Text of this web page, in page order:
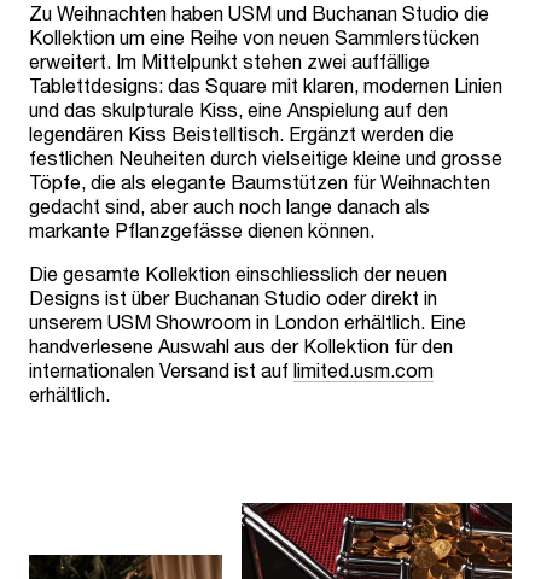
Zu Weihnachten haben USM und Buchanan Studio die
Kollektion um eine Reihe von neuen Sammlerstücken
erweitert. Im Mittelpunkt stehen zwei auffällige
Tablettdesigns: das Square mit klaren, modernen Linien
und das skulpturale Kiss, eine Anspielung auf den
legendären Kiss Beistelltisch. Ergänzt werden die
festlichen Neuheiten durch vielseitige kleine und grosse
Töpfe, die als elegante Baumstützen für Weihnachten
gedacht sind, aber auch noch lange danach als
markante Pflanzgefässe dienen können.
Die gesamte Kollektion einschliesslich der neuen
Designs ist über Buchanan Studio oder direkt in
unserem USM Showroom in London erhältlich. Eine
handverlesene Auswahl aus der Kollektion für den
internationalen Versand ist auf limited.usm.com
erhältlich.